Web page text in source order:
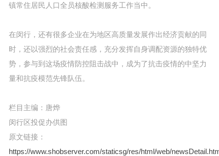
镇常住居民人口全员核酸检测服务工作当中。
在闵行，还有很多企业在为地区高质量发展作出经济贡献的同
时，还以强烈的社会责任感，充分发挥自身调配资源的独特优
势，参与到这场疫情防控阻击战中，成为了抗击疫情的中坚力
量和抗疫模范先锋队伍。
栏目主编：唐烨
闵行区投促办供图
原文链接：
https://www.shobserver.com/staticsg/res/html/web/